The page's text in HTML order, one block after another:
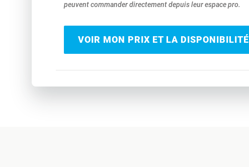
peuvent commander directement depuis leur espace pro.
VOIR MON PRIX ET LA DISPONIBILITÉ